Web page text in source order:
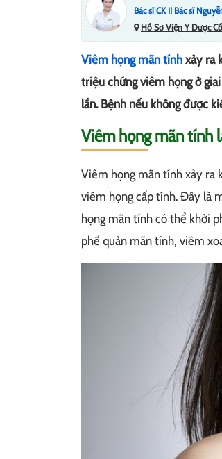
Bác sĩ CK II Bác sĩ
Hồ Sơ Viện Y Dược
Viêm họng mãn tínhxảy ra
triệu chứng viêm họng ở
lần. Bệnh nếu không được
Viêm họng mãn tính
Viêm họng mãn tính xảy ra
viêm họng cấp tính. Đây là
họng mãn tính có thể khởi
phế quản mãn tính, viêm